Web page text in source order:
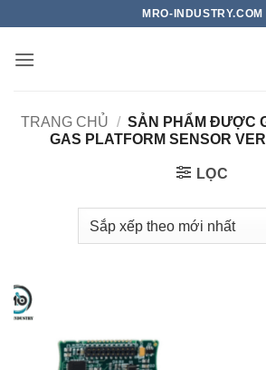
nội
MRO-INDUSTRY.COM
TRANG CHỦ / SẢN PHẨM ĐƯỢC
GAS PLATFORM SENSOR
LỌC